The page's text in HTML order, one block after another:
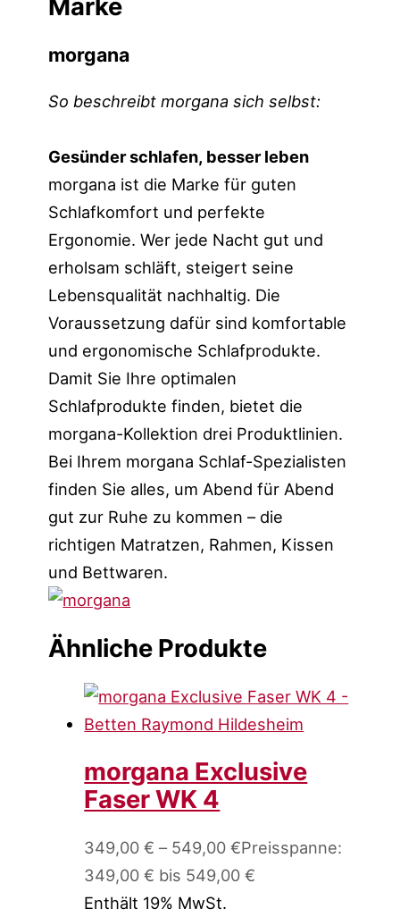
Marke
morgana
So beschreibt morgana sich selbst:
Gesünder schlafen, besser leben
morgana ist die Marke für guten
Schlafkomfort und perfekte
Ergonomie. Wer jede Nacht gut und
erholsam schläft, steigert seine
Lebensqualität nachhaltig. Die
Voraussetzung dafür sind komfortable
und ergonomische Schlafprodukte.
Damit Sie Ihre optimalen
Schlafprodukte finden, bietet die
morgana-Kollektion drei Produktlinien.
Bei Ihrem morgana Schlaf-Spezialisten
finden Sie alles, um Abend für Abend
gut zur Ruhe zu kommen – die
richtigen Matratzen, Rahmen, Kissen
und Bettwaren.
Ähnliche Produkte
morgana Exclusive
Faser WK 4
349,00€ – 549,00€Preisspanne:
349,00 € bis 549,00 €
Enthält 19% MwSt.